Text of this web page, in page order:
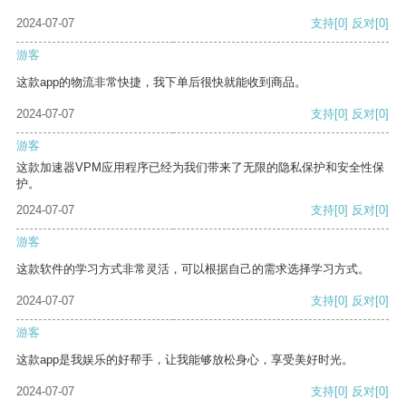
2024-07-07 支持[0] 反对[0]
游客
这款app的物流非常快捷，我下单后很快就能收到商品。
2024-07-07 支持[0] 反对[0]
游客
这款加速器VPM应用程序已经为我们带来了无限的隐私保护和安全性保
护。
2024-07-07
支持[0] 反对[0]
游客
这款软件的学习方式非常灵活，可以根据自己的需求选择学习方式。
2024-07-07 支持[0] 反对[0]
游客
这款app是我娱乐的好帮手，让我能够放松身心，享受美好时光。
2024-07-07 支持[0] 反对[0]